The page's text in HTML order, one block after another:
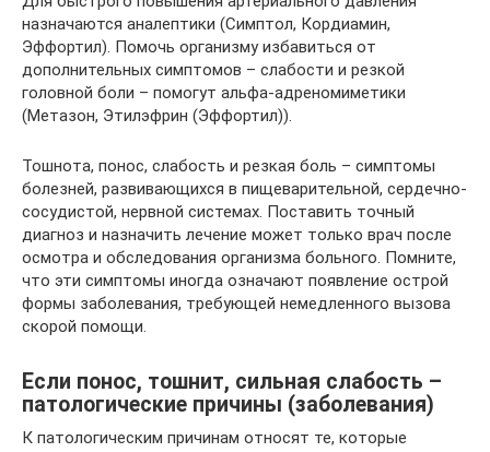
назначаются аналептики (Симптол, Кордиамин,
Эффортил). Помочь организму избавиться от
дополнительных симптомов – слабости и резкой
головной боли – помогут альфа-адреномиметики
(Метазон, Этилэфрин (Эффортил)).
Тошнота, понос, слабость и резкая боль – симптомы
болезней, развивающихся в пищеварительной, сердечно-
сосудистой, нервной системах. Поставить точный
диагноз и назначить лечение может только врач после
осмотра и обследования организма больного. Помните,
что эти симптомы иногда означают появление острой
формы заболевания, требующей немедленного вызова
скорой помощи.
Если понос, тошнит, сильная слабость –
патологические причины (заболевания)
К патологическим причинам относят те, которые